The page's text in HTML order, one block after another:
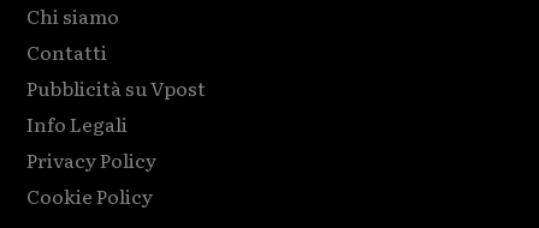
Chi siamo
Contatti
Pubblicità su Vpost
Info Legali
Privacy Policy
Cookie Policy